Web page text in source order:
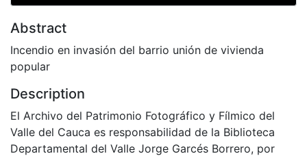
Abstract
Incendio en invasión del barrio unión de vivienda
popular
Description
El Archivo del Patrimonio Fotográfico y Fílmico del
Valle del Cauca es responsabilidad de la Biblioteca
Departamental del Valle Jorge Garcés Borrero, por